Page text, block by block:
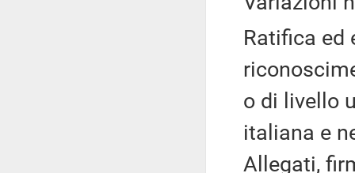
Ratifica ed
o di livello
italiana e
Allegati,